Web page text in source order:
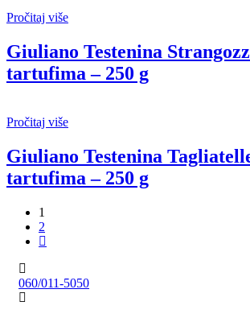
Pročitaj više
Giuliano Testenina
tartufima – 250 g
Pročitaj više
Giuliano Testenina
tartufima – 250 g
1
2
060/011-5050